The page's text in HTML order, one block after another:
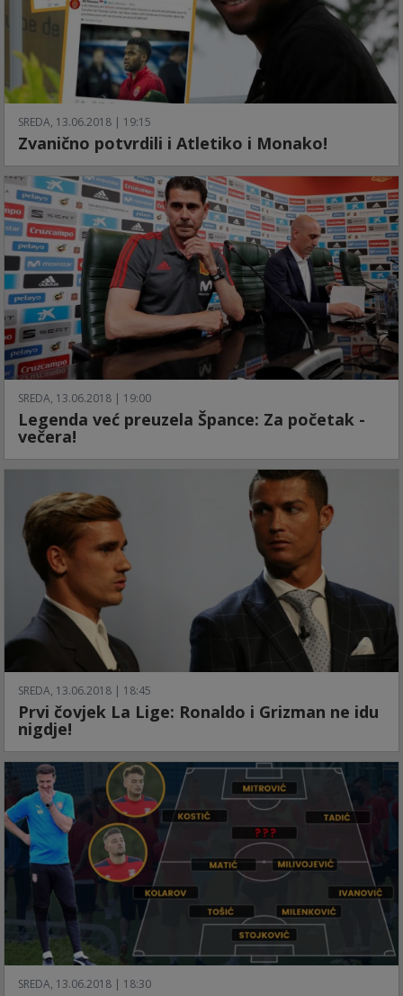
SREDA, 13.06.2018 | 19:15
Zvanično potvrdili i Atletiko i Monako!
SREDA, 13.06.2018 | 19:00
Legenda već preuzela Špance: Za početak -
večera!
SREDA, 13.06.2018 | 18:45
Prvi čovjek La Lige: Ronaldo i Grizman ne idu
nigdje!
SREDA, 13.06.2018 | 18:30